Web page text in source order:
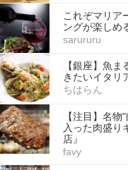
これぞマリア
ングが楽しめ
sarururu
【銀座】魚
きたいイタリ
ちはらん
【注目】名
入った肉盛り
店』
favy